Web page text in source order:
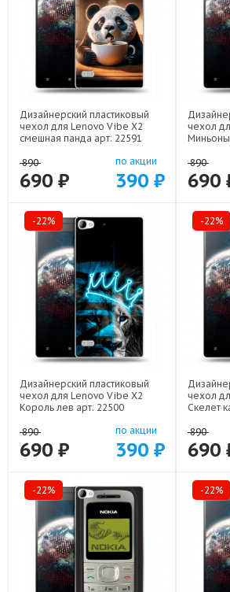
Дизайнерский пластиковый
чехол для Lenovo Vibe X2
смешная панда арт: 22591
890
690 ₽
по акции
390 ₽
чехол
Миньоны
890
690
-22%
Дизайнерский пластиковый
чехол для Lenovo Vibe X2
Король лев арт: 22500
890
690 ₽
по акции
390 ₽
-22%
чехол
Скелет
890
690
-22% -22%